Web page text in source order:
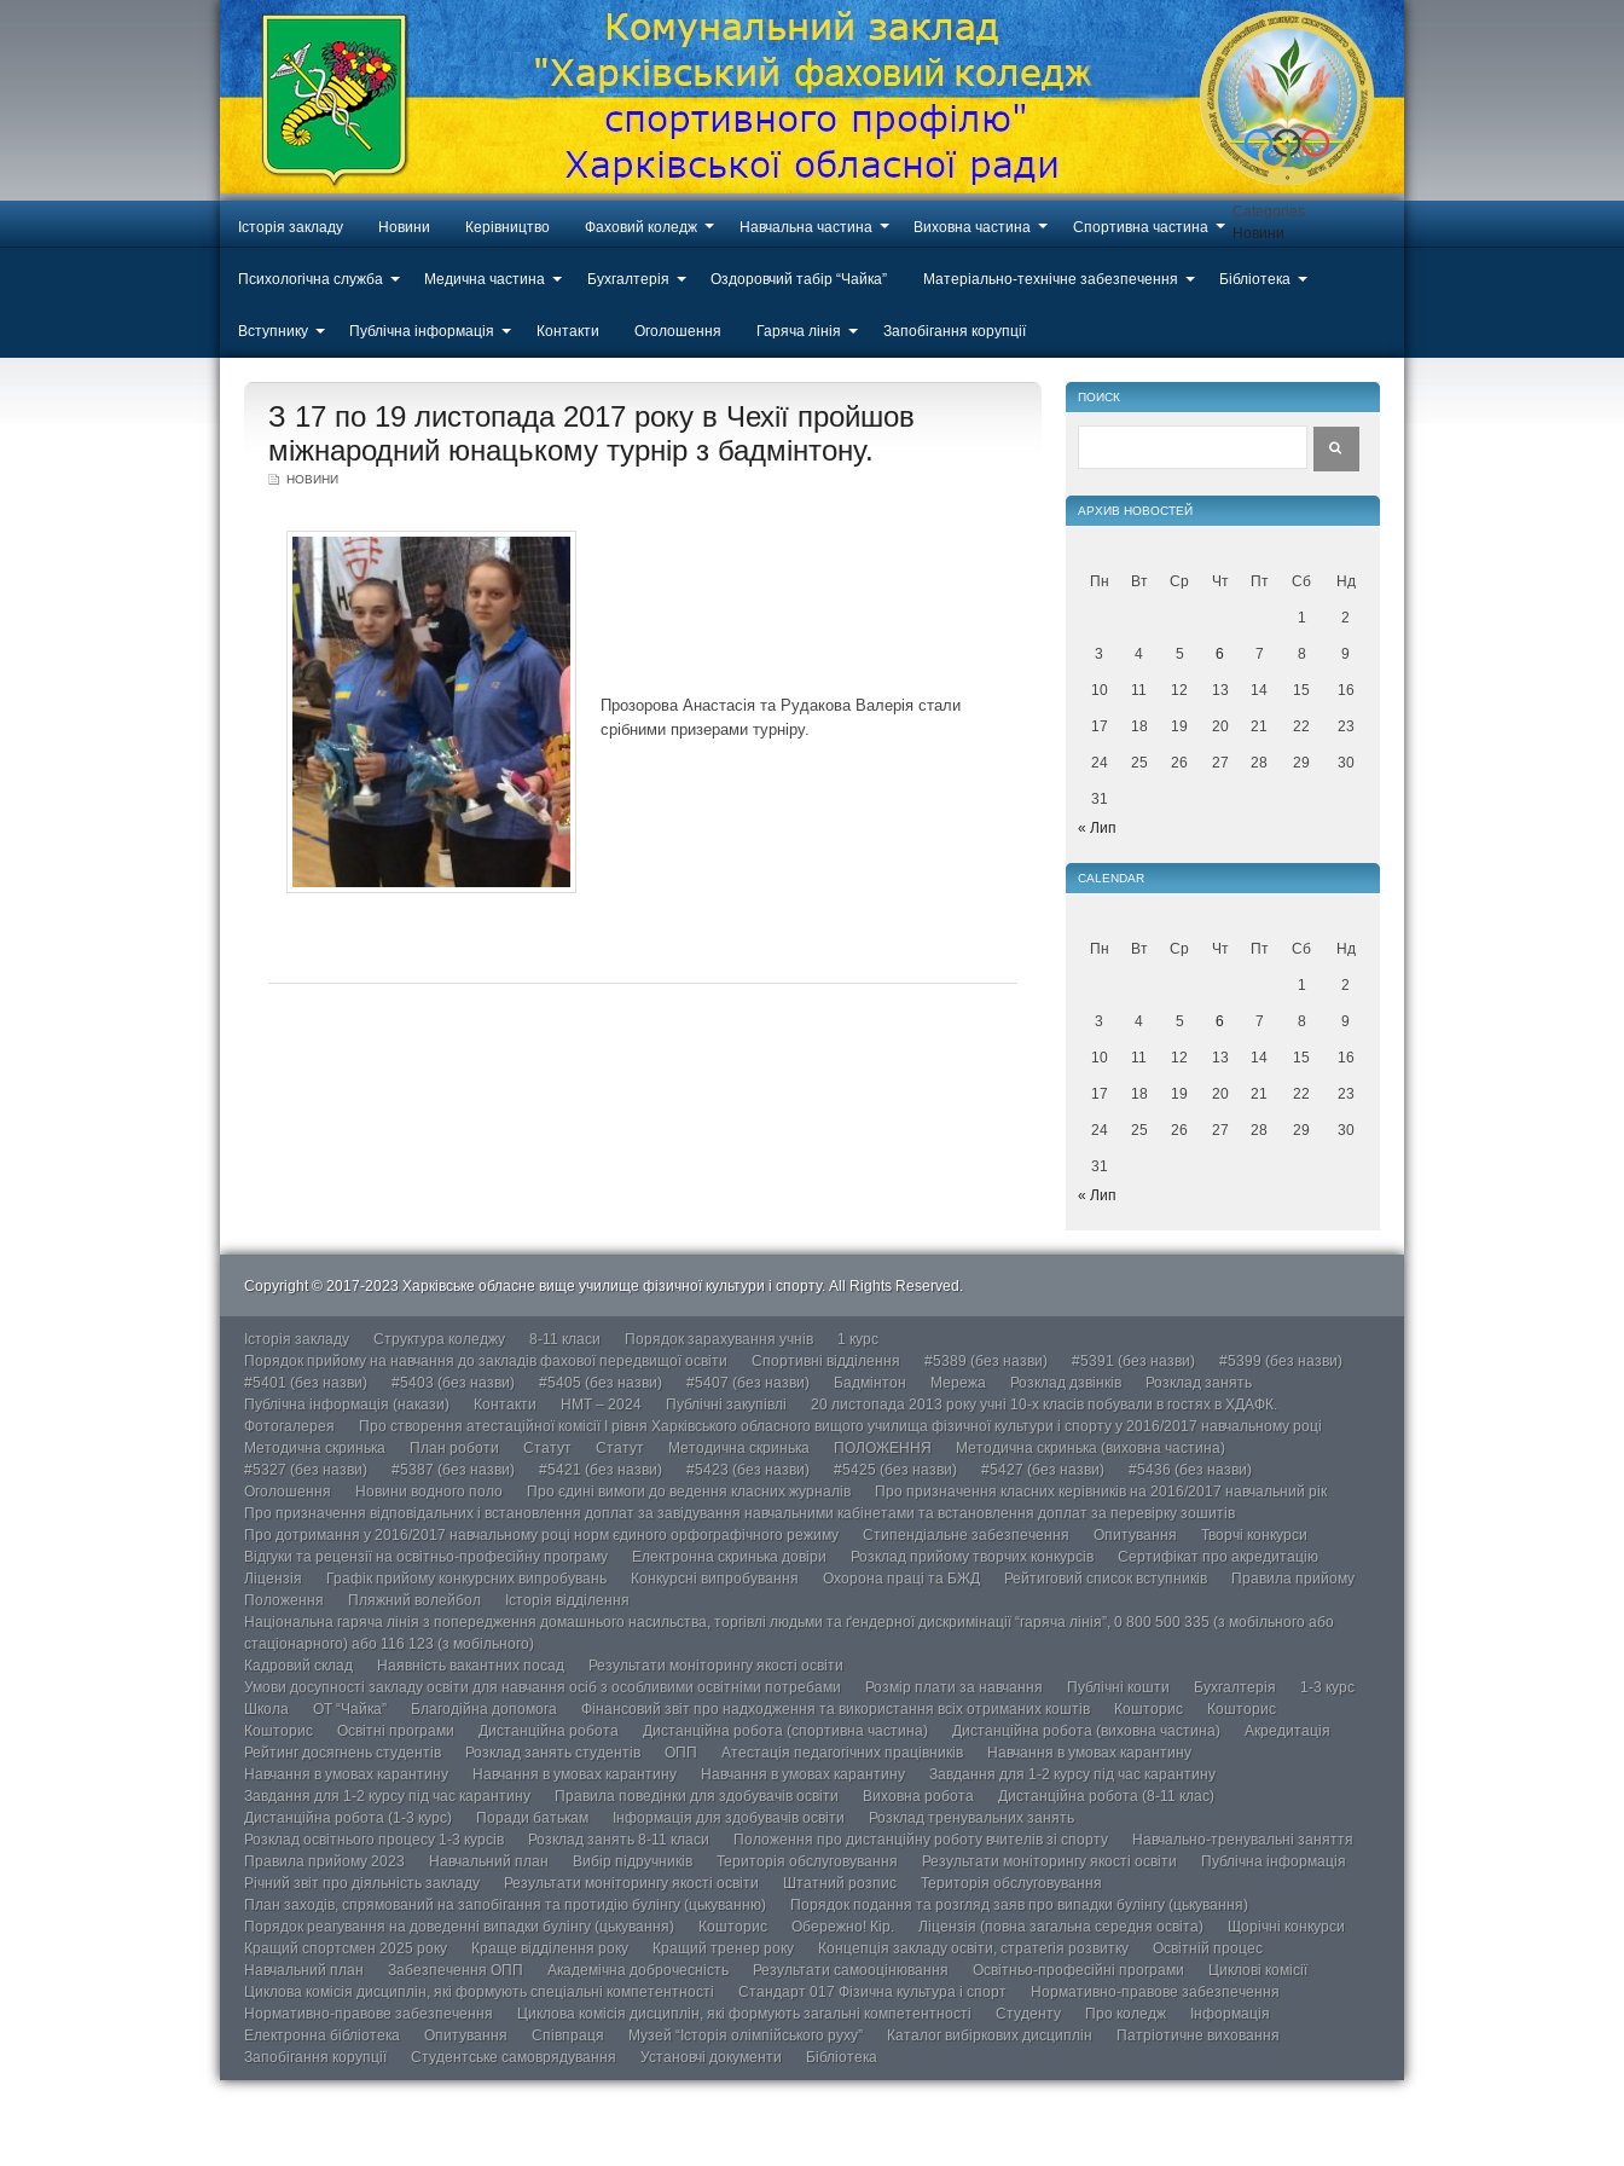
Історія закладу Новини Керівництво Фаховий коледж Навчальна частина Виховна частина Спортивна частина
Психологічна служба Медична частина Бухгалтерія Оздоровчий табір “Чайка” Матеріально-технічне забезпечення Бібліотека
Вступнику Публічна інформація Контакти Оголошення Гаряча лінія Запобігання корупції
Categories
Новини
20
З 17 по 19 листопада 2017 року в Чехії пройшов
міжнародний юнацькому турнір з бадмінтону.
НОВИНИ
Прозорова Анастасія та Рудакова Валерія стали
срібними призерами турніру.
ПОИСК
АРХИВ НОВОСТЕЙ
Пн Вт Ср Чт Пт Сб Нд
1 2
3 4 5 6 7 8 9
10 11 12 13 14 15 16
17 18 19 20 21 22 23
24 25 26 27 28 29 30
31
« Лип
CALENDAR
Пн Вт Ср Чт Пт Сб Нд
1 2
3 4 5 6 7 8 9
10 11 12 13 14 15 16
17 18 19 20 21 22 23
24 25 26 27 28 29 30
31
« Лип
Copyright © 2017-2023 Харківське обласне вище училище фізичної культури і спорту. All Rights Reserved.
Історія закладу Структура коледжу 8-11 класи Порядок зарахування учнів
1 курс
Порядок прийому на навчання до закладів фахової передвищої освіти
Спортивні відділення #5389 (без назви) #5391 (без назви)
#5399 (без назви)
#5401 (без назви)
#5403 (без назви) #5405 (без назви) #5407 (без назви) Бадмінтон Мережа Розклад дзвінків
Розклад занять
Публічна інформація (накази)
Контакти НМТ – 2024 Публічні закупівлі
20 листопада 2013 року учні 10-х класів побували в гостях в ХДАФК.
Фотогалерея
Про створення атестаційної комісії І рівня Харківського обласного вищого училища фізичної культури і спорту у 2016/2017 навчальному році
Методична скринька
План роботи Статут Статут Методична скринька ПОЛОЖЕННЯ
Методична скринька (виховна частина)
#5327 (без назви)
#5387 (без назви) #5421 (без назви) #5423 (без назви) #5425 (без назви) #5427 (без назви)
#5436 (без назви)
Оголошення
Новини водного поло Про єдині вимоги до ведення класних журналів
Про призначення класних керівників на 2016/2017 навчальний рік
Про призначення відповідальних і встановлення доплат за завідування навчальними кабінетами та встановлення доплат за перевірку зошитів
Про дотримання у 2016/2017 навчальному році норм єдиного орфографічного режиму
Стипендіальне забезпечення Опитування
Творчі конкурси
Відгуки та рецензії на освітньо-професійну програму
Електронна скринька довіри Розклад прийому творчих конкурсів
Сертифікат про акредитацію
Ліцензія
Графік прийому конкурсних випробувань Конкурсні випробування Охорона праці та БЖД Рейтиговий список вступників
Правила прийому
Положення
Пляжний волейбол
Історія відділення
Національна гаряча лінія з попередження домашнього насильства, торгівлі людьми та ґендерної дискримінації “гаряча лінія”, 0 800 500 335 (з мобільного або
стаціонарного) або 116 123 (з мобільного)
Кадровий склад
Наявність вакантних посад
Результати моніторингу якості освіти
Умови досупності закладу освіти для навчання осіб з особливими освітніми потребами
Розмір плати за навчання Публічні кошти Бухгалтерія
1-3 курс
Школа
ОТ “Чайка” Благодійна допомога Фінансовий звіт про надходження та використання всіх отриманих коштів Кошторис
Кошторис
Кошторис
Освітні програми Дистанційна робота Дистанційна робота (спортивна частина) Дистанційна робота (виховна частина)
Акредитація
Рейтинг досягнень студентів
Розклад занять студентів ОПП Атестація педагогічних працівників
Навчання в умовах карантину
Навчання в умовах карантину
Навчання в умовах карантину Навчання в умовах карантину
Завдання для 1-2 курсу під час карантину
Завдання для 1-2 курсу під час карантину
Правила поведінки для здобувачів освіти Виховна робота
Дистанційна робота (8-11 клас)
Дистанційна робота (1-3 курс)
Поради батькам Інформація для здобувачів освіти
Розклад тренувальних занять
Розклад освітнього процесу 1-3 курсів
Розклад занять 8-11 класи Положення про дистанційну роботу вчителів зі спорту
Навчально-тренувальні заняття
Правила прийому 2023
Навчальний план Вибір підручників Територія обслуговування Результати моніторингу якості освіти
Публічна інформація
Річний звіт про діяльність закладу
Результати моніторингу якості освіти Штатний розпис
Територія обслуговування
План заходів, спрямований на запобігання та протидію булінгу (цькуванню)
Порядок подання та розгляд заяв про випадки булінгу (цькування)
Порядок реагування на доведенні випадки булінгу (цькування)
Кошторис Обережно! Кір. Ліцензія (повна загальна середня освіта)
Щорічні конкурси
Кращий спортсмен 2025 року
Краще відділення року Кращий тренер року Концепція закладу освіти, стратегія розвитку
Освітній процес
Навчальний план
Забезпечення ОПП Академічна доброчесність Результати самооцінювання Освітньо-професійні програми
Циклові комісії
Циклова комісія дисциплін, які формують спеціальні компетентності
Стандарт 017 Фізична культура і спорт
Нормативно-правове забезпечення
Нормативно-правове забезпечення
Циклова комісія дисциплін, які формують загальні компетентності Студенту Про коледж
Інформація
Електронна бібліотека
Опитування Співпраця Музей “Історія олімпійського руху” Каталог вибіркових дисциплін
Патріотичне виховання
Запобігання корупції
Студентське самоврядування Установчі документи Бібліотека